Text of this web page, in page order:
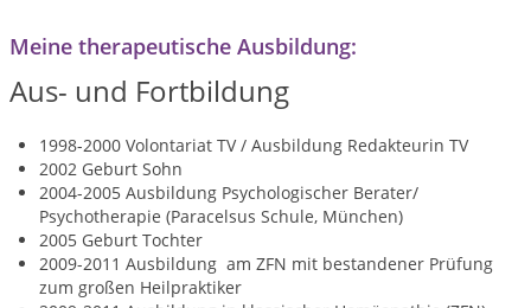
Meine therapeutische Ausbildung:
Aus- und Fortbildung
1998-2000 Volontariat TV / Ausbildung Redakteurin TV
2002 Geburt Sohn
2004-2005 Ausbildung Psychologischer Berater/
Psychotherapie (Paracelsus Schule, München)
2005 Geburt Tochter
2009-2011 Ausbildung am ZFN mit bestandener Prüfung
zum großen Heilpraktiker